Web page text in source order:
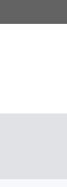
Inhalt